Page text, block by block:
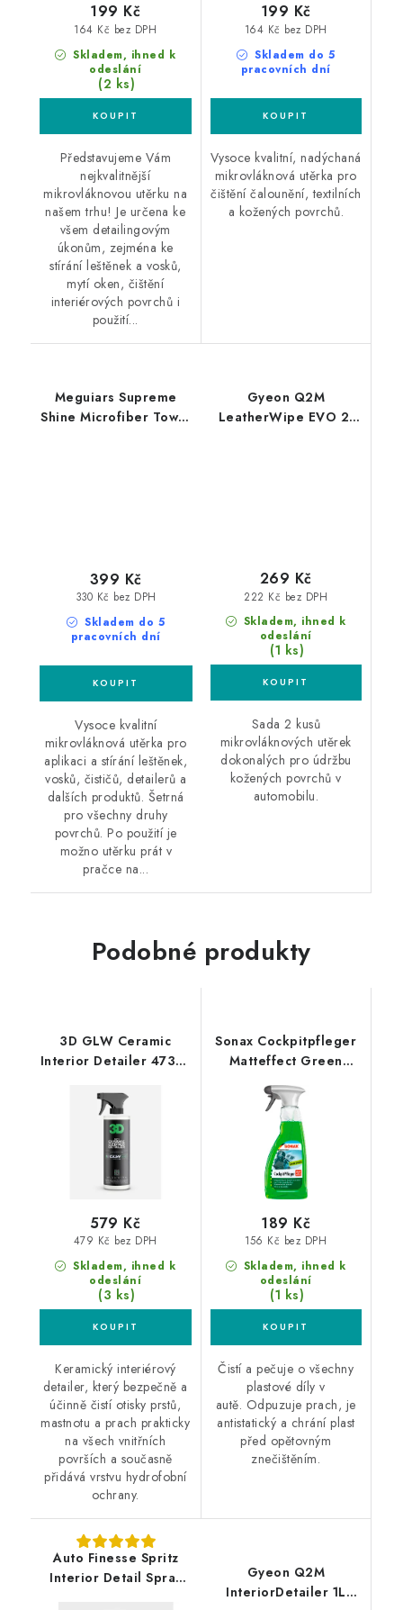
Skladem, ihned k
odeslání
(2 ks)
164 Kč bez DPH
199 Kč
Představujeme Vám
nejkvalitnější
mikrovláknovou utěrku na
našem trhu! Je určena ke
všem detailingovým
úkonům, zejména ke
stírání leštěnek a vosků,
mytí oken, čištění
interiérových povrchů i
použití...
Skladem do 5
pracovních dní
164 Kč bez DPH
199 Kč
Vysoce kvalitní, nadýchaná
mikrovláknová utěrka pro
čištění čalounění, textilních
a kožených povrchů.
Meguiars Supreme
Shine Microfiber Towel
Skladem do 5
pracovních dní
330 Kč bez DPH
399 Kč
Vysoce kvalitní
mikrovláknová utěrka pro
aplikaci a stírání leštěnek,
vosků, čističů, detailerů a
dalších produktů. Šetrná
pro všechny druhy
povrchů. Po použití je
možno utěrku prát v
pračce na...
Gyeon Q2M
LeatherWipe EVO 2-
Skladem, ihned k
odeslání
(1 ks)
222 Kč bez DPH
269 Kč
Sada 2 kusů
mikrovláknových utěrek
dokonalých pro údržbu
kožených povrchů v
automobilu.
Podobné produkty
3D GLW Ceramic
Interior Detailer 473ml
Skladem, ihned k
odeslání
(3 ks)
479 Kč bez DPH
579 Kč
Keramický interiérový
detailer, který bezpečně a
účinně čistí otisky prstů,
mastnotu a prach prakticky
na všech vnitřních
površích a současně
přidává vrstvu hydrofobní
ochrany.
Sonax Cockpitpfleger
Matteffect Green
Lemon 500ml čistič
interiéru
Skladem, ihned k
odeslání
(1 ks)
156 Kč bez DPH
189 Kč
Čistí a pečuje o všechny
plastové díly v
autě. Odpuzuje prach, je
antistatický a chrání plast
před opětovným
znečištěním.
Auto Finesse Spritz
Interior Detail Spray
Gyeon Q2M
InteriorDetailer 1L